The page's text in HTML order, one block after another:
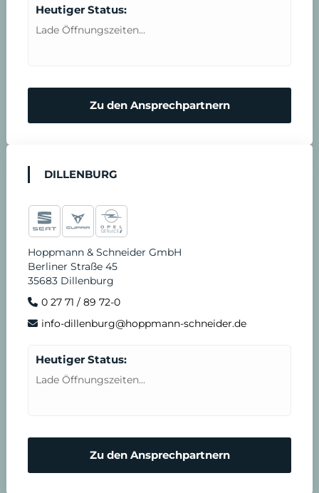
Heutiger Status:
Lade Öffnungszeiten...
Zu den Ansprechpartnern
DILLENBURG
Hoppmann & Schneider GmbH
Berliner Straße 45
35683 Dillenburg
0 27 71 / 89 72-0
info-dillenburg@hoppmann-schneider.de
Heutiger Status:
Lade Öffnungszeiten...
Zu den Ansprechpartnern